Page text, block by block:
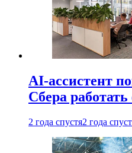
AI-ассистент
Сбера
2 года спустя2 года